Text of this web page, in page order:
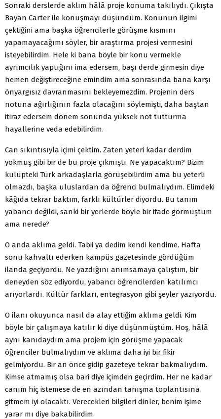
Sonraki derslerde aklım hâlâ proje konuma takılıydı. Çıkışta
Bayan Carter ile konuşmayı düşündüm. Konunun ilgimi
çektiğini ama başka öğrencilerle görüşme kısmını
yapamayacağımı söyler, bir araştırma projesi vermesini
isteyebilirdim. Hele ki bana böyle bir konu vermekle
ayrımcılık yaptığını ima edersem, başı derde girmesin diye
hemen değiştireceğine emindim ama sonrasında bana karşı
önyargısız davranmasını bekleyemezdim. Projenin ders
notuna ağırlığının fazla olacağını söylemişti, daha baştan
itiraz edersem dönem sonunda yüksek not tutturma
hayallerine veda edebilirdim.
Can sıkıntısıyla içimi çektim. Zaten yeteri kadar derdim
yokmuş gibi bir de bu proje çıkmıştı. Ne yapacaktım? Bizim
kulüpteki Türk arkadaşlarla görüşebilirdim ama bu yeterli
olmazdı, başka uluslardan da öğrenci bulmalıydım. Elimdeki
kâğıda tekrar baktım, farklı kültürler diyordu. Bu tanım
yabancı değildi, sanki bir yerlerde böyle bir ifade görmüştüm
ama nerede?
O anda aklıma geldi. Tabii ya dedim kendi kendime. Hafta
sonu kahvaltı ederken kampüs gazetesinde gördüğüm
ilanda geçiyordu. Ne yazdığını anımsamaya çalıştım, bir
deneyden söz ediyordu, yabancı öğrencilerden katılımcı
arıyorlardı. Kültür farkları, entegrasyon gibi şeyler yazıyordu.
O ilanı okuyunca nasıl da alay ettiğim aklıma geldi. Kim
böyle bir çalışmaya katılır ki diye düşünmüştüm. Hoş, hâlâ
aynı kanıdaydım ama projem için görüşme yapacak
öğrenciler bulmalıydım ve aklıma daha iyi bir fikir
gelmiyordu. Bir an önce gidip gazeteye tekrar bakmalıydım.
Kimse atmamış olsa bari diye içimden geçirdim. Her ne kadar
canım hiç istemese de en azından tanışma toplantısına
gitmem iyi olacaktı. Verecekleri bilgileri dinler, benim işime
yarar mı diye bakabilirdim.